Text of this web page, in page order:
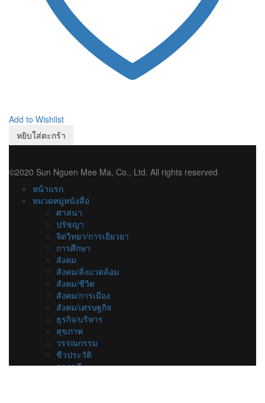
Add to Wishlist
หยิบใส่ตะกร้า
©2020 Sun Nguen Mee Ma, Co., Ltd. All rights reserved
หน้าแรก
หมวดหมู่หนังสือ
ศาสนา
ปรัชญา
จิตวิทยา/การเยียวยา
การศึกษา
สังคม
สังคม/สิ่งแวดล้อม
สังคม/ชีวิต
สังคม/การเมือง
สังคม/เศรษฐกิจ
ธุรกิจ/บริหาร
สุขภาพ
วรรณกรรม
ชีวประวัติ
สารคดี